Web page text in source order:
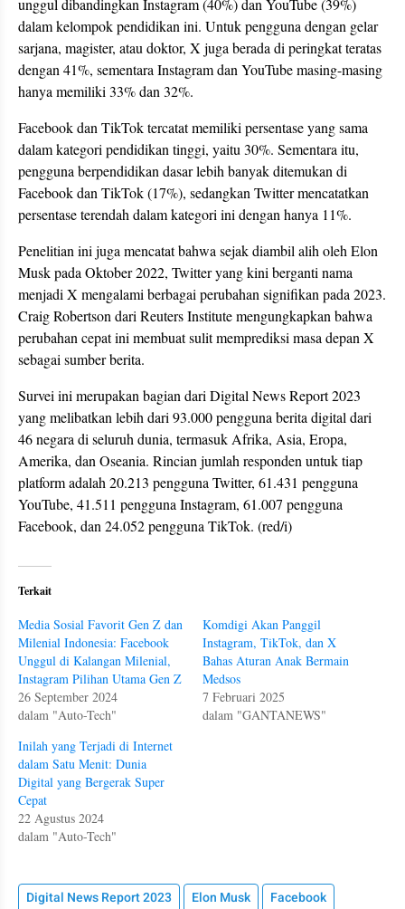
unggul dibandingkan Instagram (40%) dan YouTube (39%)
dalam kelompok pendidikan ini. Untuk pengguna dengan gelar
sarjana, magister, atau doktor, X juga berada di peringkat teratas
dengan 41%, sementara Instagram dan YouTube masing-masing
hanya memiliki 33% dan 32%.
Facebook dan TikTok tercatat memiliki persentase yang sama
dalam kategori pendidikan tinggi, yaitu 30%. Sementara itu,
pengguna berpendidikan dasar lebih banyak ditemukan di
Facebook dan TikTok (17%), sedangkan Twitter mencatatkan
persentase terendah dalam kategori ini dengan hanya 11%.
Penelitian ini juga mencatat bahwa sejak diambil alih oleh Elon
Musk pada Oktober 2022, Twitter yang kini berganti nama
menjadi X mengalami berbagai perubahan signifikan pada 2023.
Craig Robertson dari Reuters Institute mengungkapkan bahwa
perubahan cepat ini membuat sulit memprediksi masa depan X
sebagai sumber berita.
Survei ini merupakan bagian dari Digital News Report 2023
yang melibatkan lebih dari 93.000 pengguna berita digital dari
46 negara di seluruh dunia, termasuk Afrika, Asia, Eropa,
Amerika, dan Oseania. Rincian jumlah responden untuk tiap
platform adalah 20.213 pengguna Twitter, 61.431 pengguna
YouTube, 41.511 pengguna Instagram, 61.007 pengguna
Facebook, dan 24.052 pengguna TikTok. (red/i)
Terkait
Media Sosial Favorit Gen Z dan
Milenial Indonesia: Facebook
Unggul di Kalangan Milenial,
Instagram Pilihan Utama Gen Z
26 September 2024
dalam "Auto-Tech"
Komdigi Akan Panggil
Instagram, TikTok, dan X
Bahas Aturan Anak Bermain
Medsos
7 Februari 2025
dalam "GANTANEWS"
Inilah yang Terjadi di Internet
dalam Satu Menit: Dunia
Digital yang Bergerak Super
Cepat
22 Agustus 2024
dalam "Auto-Tech"
Digital News Report 2023 Elon Musk
Facebook